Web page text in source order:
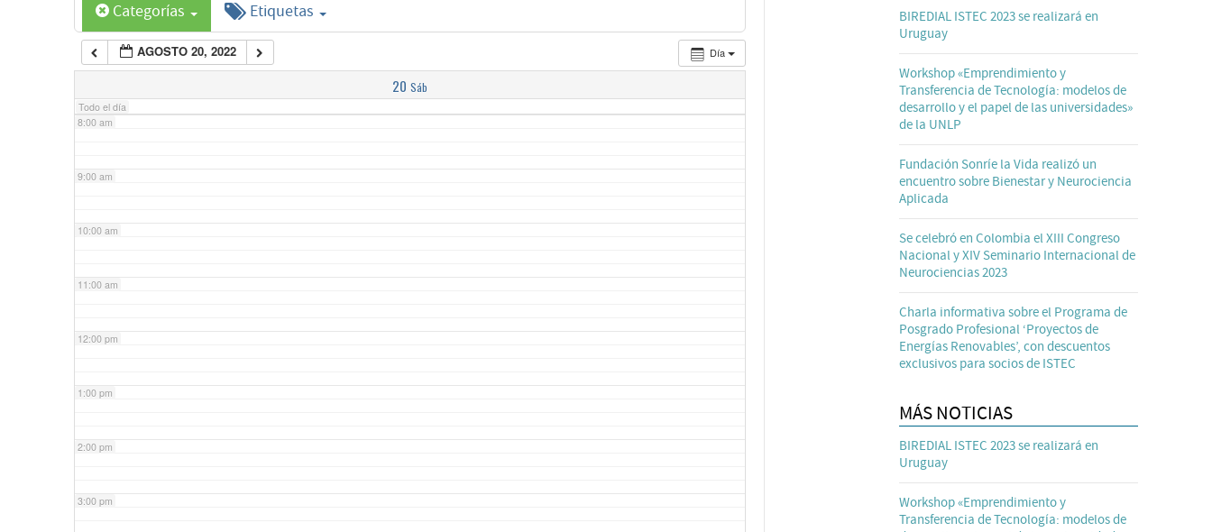
Categorías Etiquetas
Día
AGOSTO 20, 2022
20 Sáb
Todo el día
6:00 am
7:00 am
8:00 am
9:00 am
10:00 am
11:00 am
12:00 pm
1:00 pm
2:00 pm
3:00 pm
BIREDIAL ISTEC 2023 se realizará en
Uruguay
Workshop «Emprendimiento y
Transferencia de Tecnología: modelos de
desarrollo y el papel de las universidades»
de la UNLP
Fundación Sonríe la Vida realizó un
encuentro sobre Bienestar y Neurociencia
Aplicada
Se celebró en Colombia el XIII Congreso
Nacional y XIV Seminario Internacional de
Neurociencias 2023
Charla informativa sobre el Programa de
Posgrado Profesional ‘Proyectos de
Energías Renovables’, con descuentos
exclusivos para socios de ISTEC
MÁS NOTICIAS
BIREDIAL ISTEC 2023 se realizará en
Uruguay
Workshop «Emprendimiento y
Transferencia de Tecnología: modelos de